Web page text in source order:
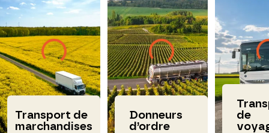
Transport de
marchandises
Donneurs
d’ordre
de